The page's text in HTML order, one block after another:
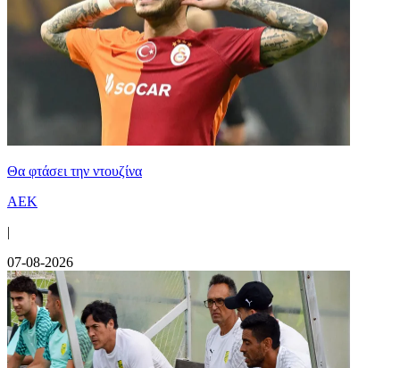
Θα φτάσει την ντουζίνα
ΑΕΚ
|
07-08-2026